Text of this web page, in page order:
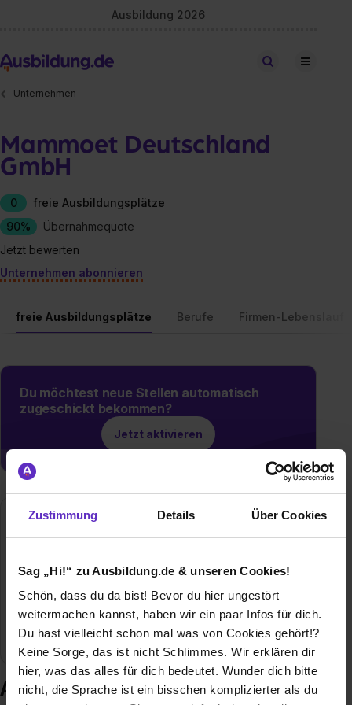
Zustimmung Details Über Cookies
Sag „Hi!“ zu Ausbildung.de & unseren Cookies!
Schön, dass du da bist! Bevor du hier ungestört
weitermachen kannst, haben wir ein paar Infos für dich.
Du hast vielleicht schon mal was von Cookies gehört!?
Keine Sorge, das ist nicht Schlimmes. Wir erklären dir
hier, was das alles für dich bedeutet. Wunder dich bitte
nicht, die Sprache ist ein bisschen komplizierter als du
Ausbildung 2026
Stellen finden
Unternehmen
Mammoet Deutschland
GmbH
0
freie Ausbildungsplätze
90%
Übernahmequote
Jetzt bewerten
Unternehmen abonnieren
freie Ausbildungsplätze Berufe Firmen-Lebenslauf
Du möchtest neue Stellen automatisch
zugeschickt bekommen?
Jetzt aktivieren
Mammoet Deutschland GmbH
06237 Leuna
E-Mail anzeigen
Mitarbeiter 350
Ausbildung bei Mammoet